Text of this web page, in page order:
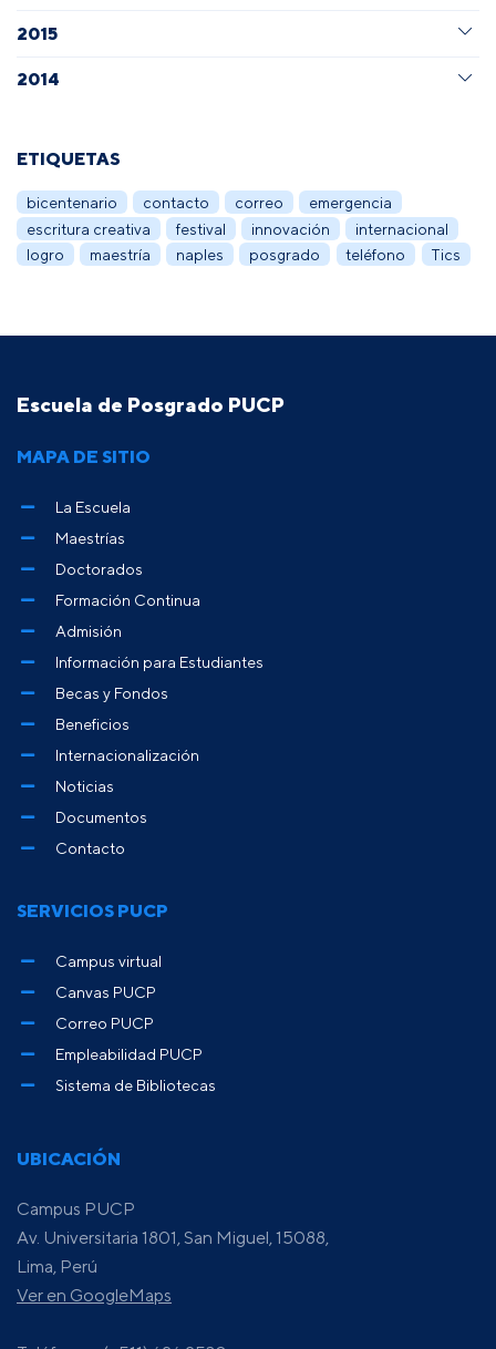
2015
2014
ETIQUETAS
bicentenario contacto correo
emergencia
escritura creativa
festival innovación
internacional
logro
maestría naples posgrado teléfono Tics
Escuela de Posgrado PUCP
UBICACIÓN
Campus PUCP
Av. Universitaria 1801, San Miguel, 15088,
Lima, Perú
Ver en GoogleMaps
MAPA DE SITIO
La Escuela
Maestrías
Doctorados
Formación Continua
Admisión
Información para Estudiantes
Becas y Fondos
Beneficios
Internacionalización
Noticias
Documentos
Contacto
SERVICIOS PUCP
Campus virtual
Canvas PUCP
Correo PUCP
Empleabilidad PUCP
Sistema de Bibliotecas